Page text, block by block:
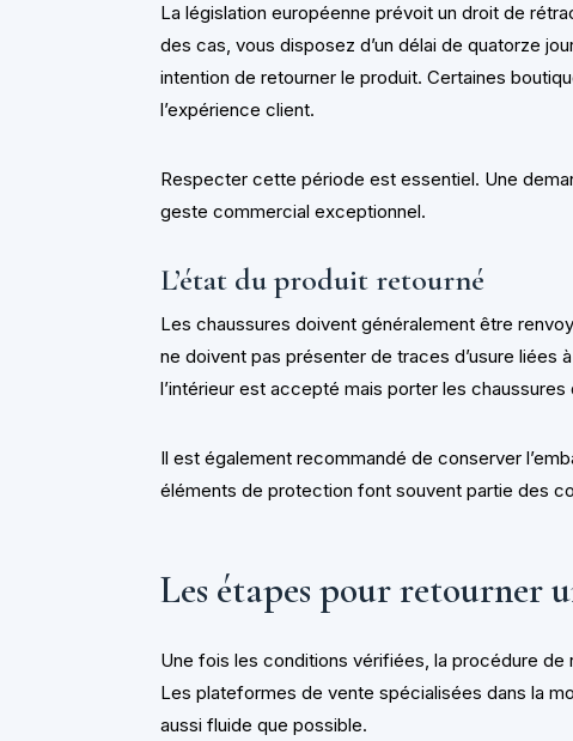
La législation européenne prévoit un droit de
des cas, vous disposez d’un délai de quatorze
intention de retourner le produit. Certaines
l’expérience client.
Respecter cette période est essentiel. Une
geste commercial exceptionnel.
L’état du produit retourné
Les chaussures doivent généralement être
ne doivent pas présenter de traces d’usure liées
l’intérieur est accepté mais porter les
Il est également recommandé de conserver
éléments de protection font souvent partie des
Les étapes pour retourner
Une fois les conditions vérifiées, la procédure
Les plateformes de vente spécialisées dans la
aussi fluide que possible.